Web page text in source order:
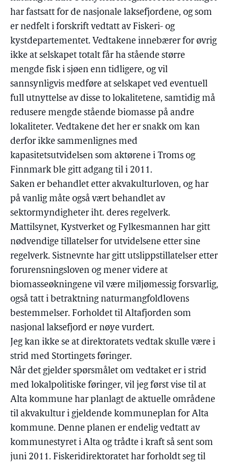
har fastsatt for de nasjonale laksefjordene, og som
er nedfelt i forskrift vedtatt av Fiskeri- og
kystdepartementet. Vedtakene innebærer for øvrig
ikke at selskapet totalt får ha stående større
mengde fisk i sjøen enn tidligere, og vil
sannsynligvis medføre at selskapet ved eventuell
full utnyttelse av disse to lokalitetene, samtidig må
redusere mengde stående biomasse på andre
lokaliteter. Vedtakene det her er snakk om kan
derfor ikke sammenlignes med
kapasitetsutvidelsen som aktørene i Troms og
Finnmark ble gitt adgang til i 2011.
Saken er behandlet etter akvakulturloven, og har
på vanlig måte også vært behandlet av
sektormyndigheter iht. deres regelverk.
Mattilsynet, Kystverket og Fylkesmannen har gitt
nødvendige tillatelser for utvidelsene etter sine
regelverk. Sistnevnte har gitt utslippstillatelser etter
forurensningsloven og mener videre at
biomasseøkningene vil være miljømessig forsvarlig,
også tatt i betraktning naturmangfoldlovens
bestemmelser. Forholdet til Altafjorden som
nasjonal laksefjord er nøye vurdert.
Jeg kan ikke se at direktoratets vedtak skulle være i
strid med Stortingets føringer.
Når det gjelder spørsmålet om vedtaket er i strid
med lokalpolitiske føringer, vil jeg først vise til at
Alta kommune har planlagt de aktuelle områdene
til akvakultur i gjeldende kommuneplan for Alta
kommune. Denne planen er endelig vedtatt av
kommunestyret i Alta og trådte i kraft så sent som
juni 2011. Fiskeridirektoratet har forholdt seg til